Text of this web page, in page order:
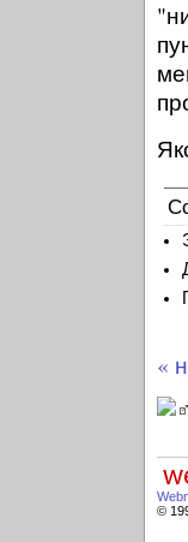
«
©